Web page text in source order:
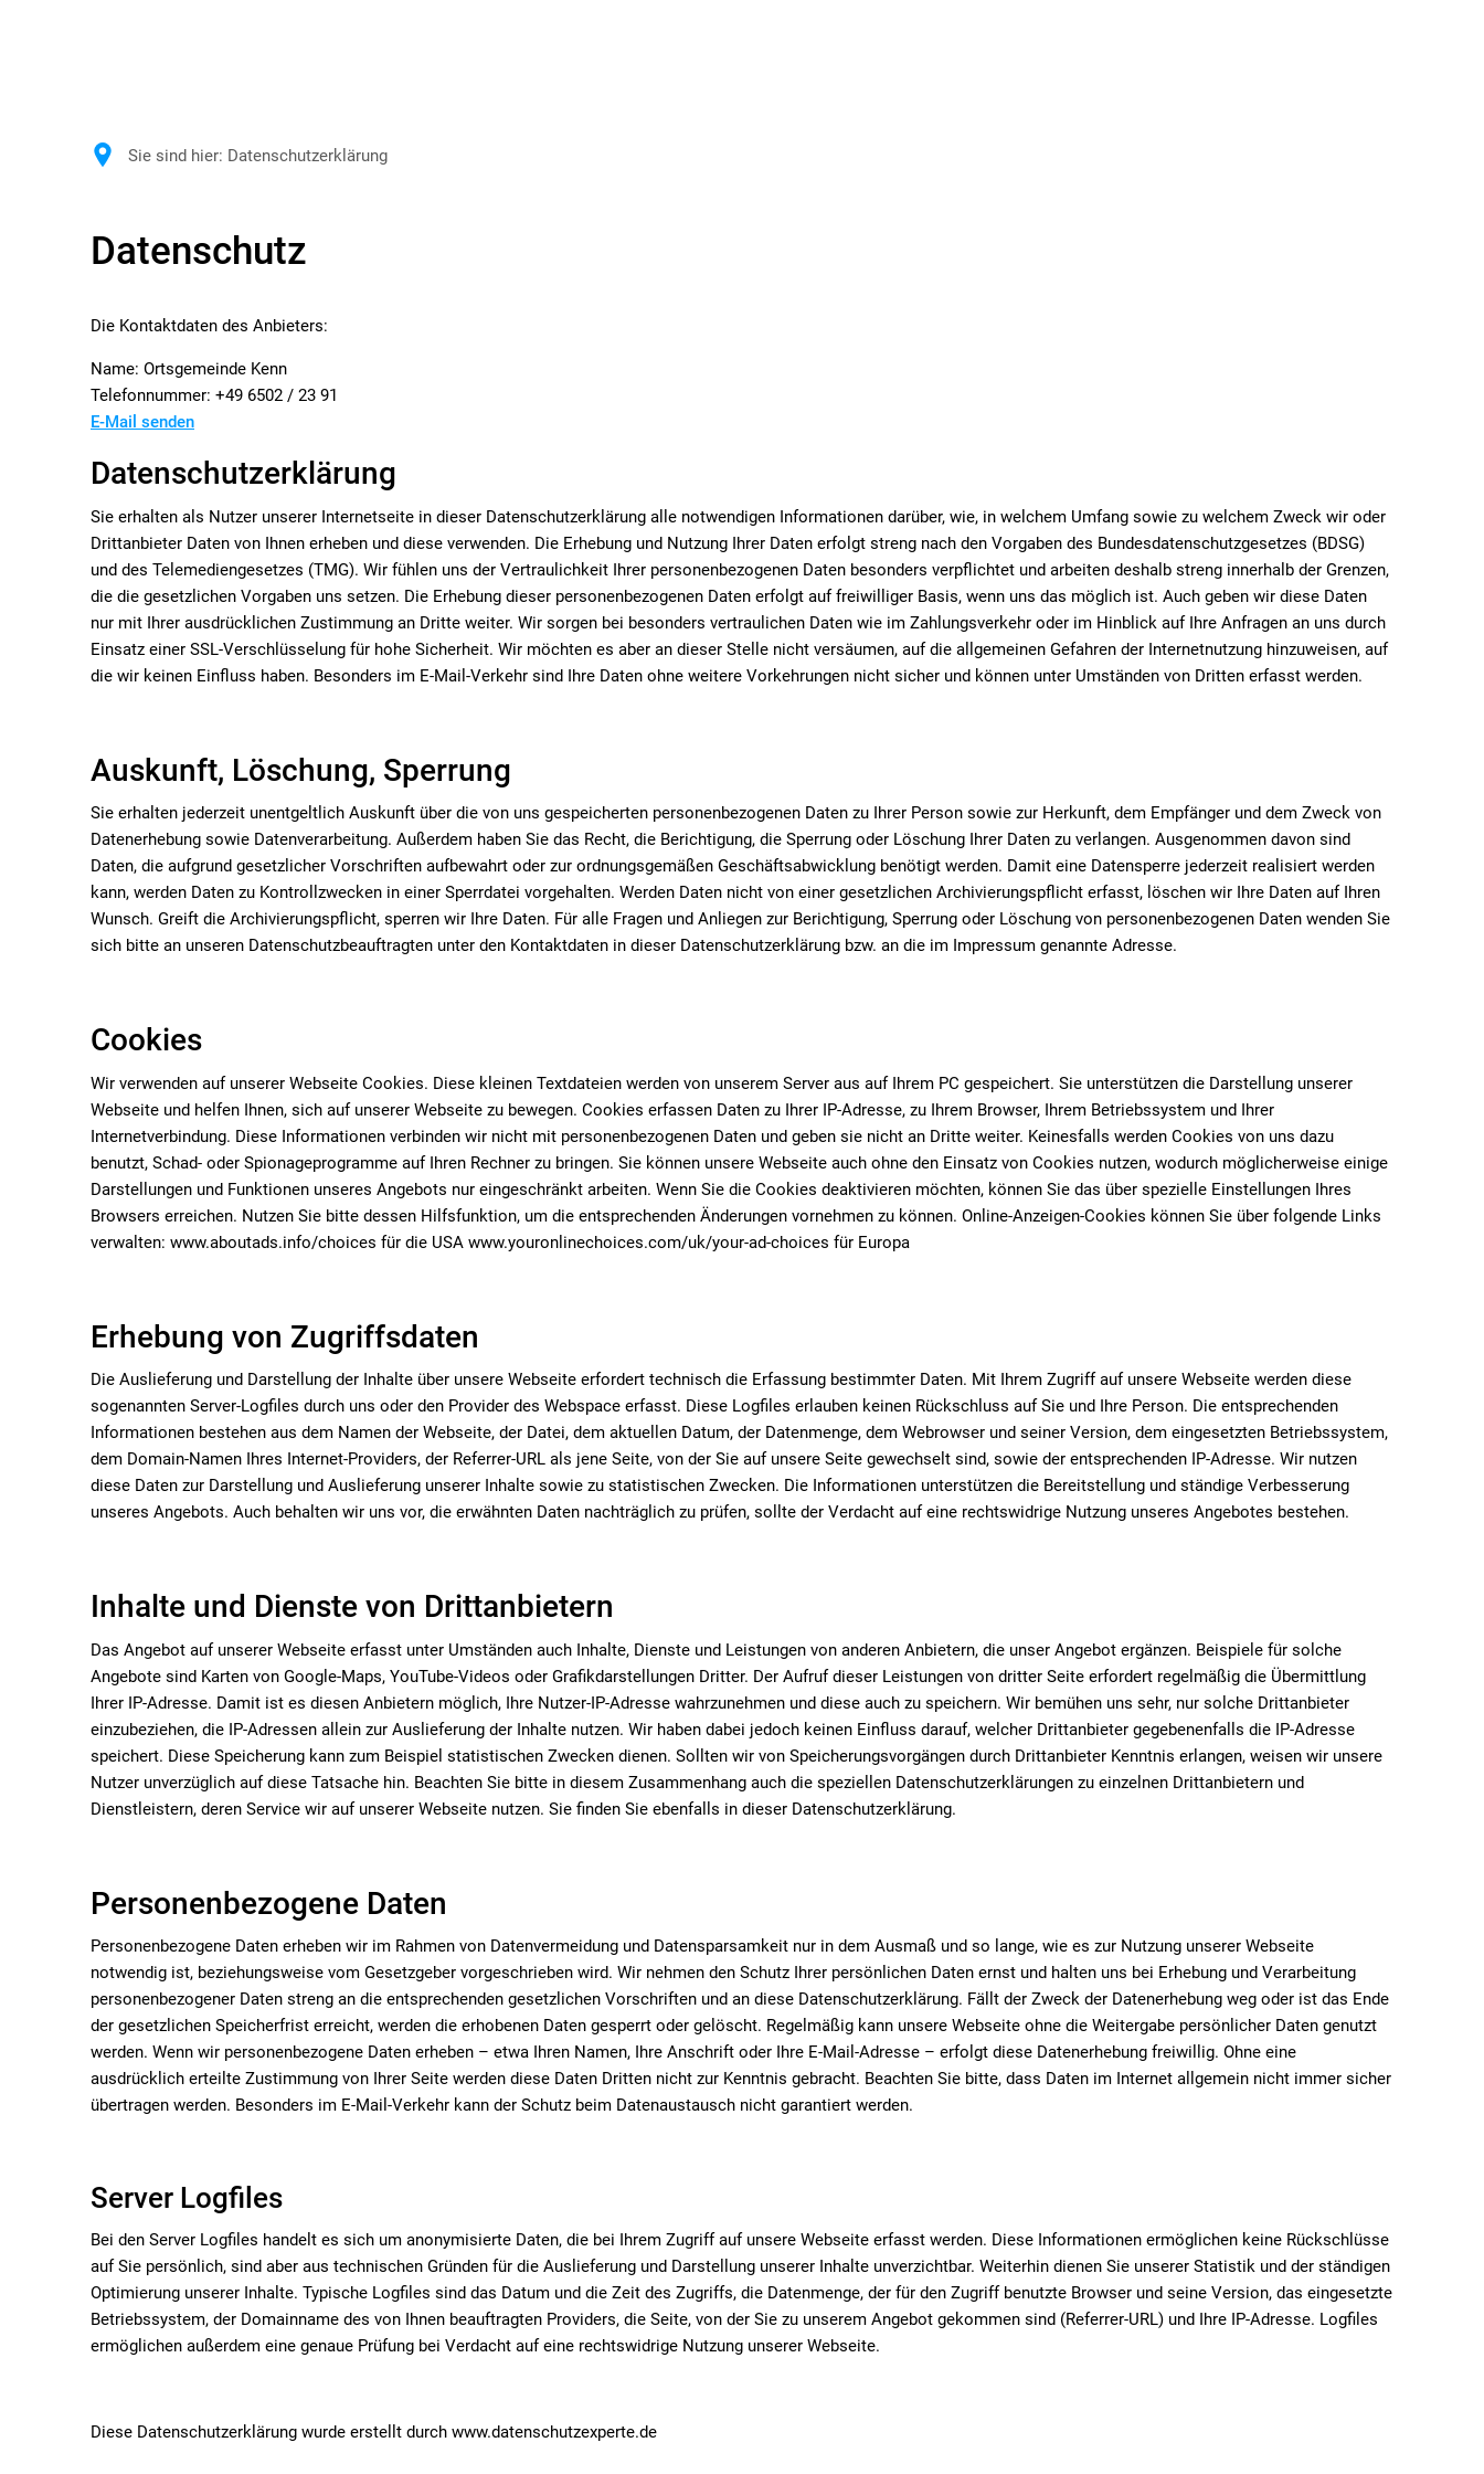
Sie sind hier: Datenschutzerklärung
Datenschutzerklärung
Datenschutz
Die Kontaktdaten des Anbieters:
Name: Ortsgemeinde Kenn
Telefonnummer: +49 6502 / 23 91
E-Mail senden
Datenschutzerklärung
Sie erhalten als Nutzer unserer Internetseite in dieser Datenschutzerklärung alle notwendigen Informationen darüber, wie, in welchem Umfang sowie zu welchem Zweck wir oder
Drittanbieter Daten von Ihnen erheben und diese verwenden. Die Erhebung und Nutzung Ihrer Daten erfolgt streng nach den Vorgaben des Bundesdatenschutzgesetzes (BDSG)
und des Telemediengesetzes (TMG). Wir fühlen uns der Vertraulichkeit Ihrer personenbezogenen Daten besonders verpflichtet und arbeiten deshalb streng innerhalb der Grenzen,
die die gesetzlichen Vorgaben uns setzen. Die Erhebung dieser personenbezogenen Daten erfolgt auf freiwilliger Basis, wenn uns das möglich ist. Auch geben wir diese Daten
nur mit Ihrer ausdrücklichen Zustimmung an Dritte weiter. Wir sorgen bei besonders vertraulichen Daten wie im Zahlungsverkehr oder im Hinblick auf Ihre Anfragen an uns durch
Einsatz einer SSL-Verschlüsselung für hohe Sicherheit. Wir möchten es aber an dieser Stelle nicht versäumen, auf die allgemeinen Gefahren der Internetnutzung hinzuweisen, auf
die wir keinen Einfluss haben. Besonders im E-Mail-Verkehr sind Ihre Daten ohne weitere Vorkehrungen nicht sicher und können unter Umständen von Dritten erfasst werden.
Auskunft, Löschung, Sperrung
Sie erhalten jederzeit unentgeltlich Auskunft über die von uns gespeicherten personenbezogenen Daten zu Ihrer Person sowie zur Herkunft, dem Empfänger und dem Zweck von
Datenerhebung sowie Datenverarbeitung. Außerdem haben Sie das Recht, die Berichtigung, die Sperrung oder Löschung Ihrer Daten zu verlangen. Ausgenommen davon sind
Daten, die aufgrund gesetzlicher Vorschriften aufbewahrt oder zur ordnungsgemäßen Geschäftsabwicklung benötigt werden. Damit eine Datensperre jederzeit realisiert werden
kann, werden Daten zu Kontrollzwecken in einer Sperrdatei vorgehalten. Werden Daten nicht von einer gesetzlichen Archivierungspflicht erfasst, löschen wir Ihre Daten auf Ihren
Wunsch. Greift die Archivierungspflicht, sperren wir Ihre Daten. Für alle Fragen und Anliegen zur Berichtigung, Sperrung oder Löschung von personenbezogenen Daten wenden Sie
sich bitte an unseren Datenschutzbeauftragten unter den Kontaktdaten in dieser Datenschutzerklärung bzw. an die im Impressum genannte Adresse.
Cookies
Wir verwenden auf unserer Webseite Cookies. Diese kleinen Textdateien werden von unserem Server aus auf Ihrem PC gespeichert. Sie unterstützen die Darstellung unserer
Webseite und helfen Ihnen, sich auf unserer Webseite zu bewegen. Cookies erfassen Daten zu Ihrer IP-Adresse, zu Ihrem Browser, Ihrem Betriebssystem und Ihrer
Internetverbindung. Diese Informationen verbinden wir nicht mit personenbezogenen Daten und geben sie nicht an Dritte weiter. Keinesfalls werden Cookies von uns dazu
benutzt, Schad- oder Spionageprogramme auf Ihren Rechner zu bringen. Sie können unsere Webseite auch ohne den Einsatz von Cookies nutzen, wodurch möglicherweise einige
Darstellungen und Funktionen unseres Angebots nur eingeschränkt arbeiten. Wenn Sie die Cookies deaktivieren möchten, können Sie das über spezielle Einstellungen Ihres
Browsers erreichen. Nutzen Sie bitte dessen Hilfsfunktion, um die entsprechenden Änderungen vornehmen zu können. Online-Anzeigen-Cookies können Sie über folgende Links
verwalten: www.aboutads.info/choices für die USA www.youronlinechoices.com/uk/your-ad-choices für Europa
Erhebung von Zugriffsdaten
Die Auslieferung und Darstellung der Inhalte über unsere Webseite erfordert technisch die Erfassung bestimmter Daten. Mit Ihrem Zugriff auf unsere Webseite werden diese
sogenannten Server-Logfiles durch uns oder den Provider des Webspace erfasst. Diese Logfiles erlauben keinen Rückschluss auf Sie und Ihre Person. Die entsprechenden
Informationen bestehen aus dem Namen der Webseite, der Datei, dem aktuellen Datum, der Datenmenge, dem Webrowser und seiner Version, dem eingesetzten Betriebssystem,
dem Domain-Namen Ihres Internet-Providers, der Referrer-URL als jene Seite, von der Sie auf unsere Seite gewechselt sind, sowie der entsprechenden IP-Adresse. Wir nutzen
diese Daten zur Darstellung und Auslieferung unserer Inhalte sowie zu statistischen Zwecken. Die Informationen unterstützen die Bereitstellung und ständige Verbesserung
unseres Angebots. Auch behalten wir uns vor, die erwähnten Daten nachträglich zu prüfen, sollte der Verdacht auf eine rechtswidrige Nutzung unseres Angebotes bestehen.
Inhalte und Dienste von Drittanbietern
Das Angebot auf unserer Webseite erfasst unter Umständen auch Inhalte, Dienste und Leistungen von anderen Anbietern, die unser Angebot ergänzen. Beispiele für solche
Angebote sind Karten von Google-Maps, YouTube-Videos oder Grafikdarstellungen Dritter. Der Aufruf dieser Leistungen von dritter Seite erfordert regelmäßig die Übermittlung
Ihrer IP-Adresse. Damit ist es diesen Anbietern möglich, Ihre Nutzer-IP-Adresse wahrzunehmen und diese auch zu speichern. Wir bemühen uns sehr, nur solche Drittanbieter
einzubeziehen, die IP-Adressen allein zur Auslieferung der Inhalte nutzen. Wir haben dabei jedoch keinen Einfluss darauf, welcher Drittanbieter gegebenenfalls die IP-Adresse
speichert. Diese Speicherung kann zum Beispiel statistischen Zwecken dienen. Sollten wir von Speicherungsvorgängen durch Drittanbieter Kenntnis erlangen, weisen wir unsere
Nutzer unverzüglich auf diese Tatsache hin. Beachten Sie bitte in diesem Zusammenhang auch die speziellen Datenschutzerklärungen zu einzelnen Drittanbietern und
Dienstleistern, deren Service wir auf unserer Webseite nutzen. Sie finden Sie ebenfalls in dieser Datenschutzerklärung.
Personenbezogene Daten
Personenbezogene Daten erheben wir im Rahmen von Datenvermeidung und Datensparsamkeit nur in dem Ausmaß und so lange, wie es zur Nutzung unserer Webseite
notwendig ist, beziehungsweise vom Gesetzgeber vorgeschrieben wird. Wir nehmen den Schutz Ihrer persönlichen Daten ernst und halten uns bei Erhebung und Verarbeitung
personenbezogener Daten streng an die entsprechenden gesetzlichen Vorschriften und an diese Datenschutzerklärung. Fällt der Zweck der Datenerhebung weg oder ist das Ende
der gesetzlichen Speicherfrist erreicht, werden die erhobenen Daten gesperrt oder gelöscht. Regelmäßig kann unsere Webseite ohne die Weitergabe persönlicher Daten genutzt
werden. Wenn wir personenbezogene Daten erheben – etwa Ihren Namen, Ihre Anschrift oder Ihre E-Mail-Adresse – erfolgt diese Datenerhebung freiwillig. Ohne eine
ausdrücklich erteilte Zustimmung von Ihrer Seite werden diese Daten Dritten nicht zur Kenntnis gebracht. Beachten Sie bitte, dass Daten im Internet allgemein nicht immer sicher
übertragen werden. Besonders im E-Mail-Verkehr kann der Schutz beim Datenaustausch nicht garantiert werden.
Server Logfiles
Bei den Server Logfiles handelt es sich um anonymisierte Daten, die bei Ihrem Zugriff auf unsere Webseite erfasst werden. Diese Informationen ermöglichen keine Rückschlüsse
auf Sie persönlich, sind aber aus technischen Gründen für die Auslieferung und Darstellung unserer Inhalte unverzichtbar. Weiterhin dienen Sie unserer Statistik und der ständigen
Optimierung unserer Inhalte. Typische Logfiles sind das Datum und die Zeit des Zugriffs, die Datenmenge, der für den Zugriff benutzte Browser und seine Version, das eingesetzte
Betriebssystem, der Domainname des von Ihnen beauftragten Providers, die Seite, von der Sie zu unserem Angebot gekommen sind (Referrer-URL) und Ihre IP-Adresse. Logfiles
ermöglichen außerdem eine genaue Prüfung bei Verdacht auf eine rechtswidrige Nutzung unserer Webseite.
Diese Datenschutzerklärung wurde erstellt durch www.datenschutzexperte.de